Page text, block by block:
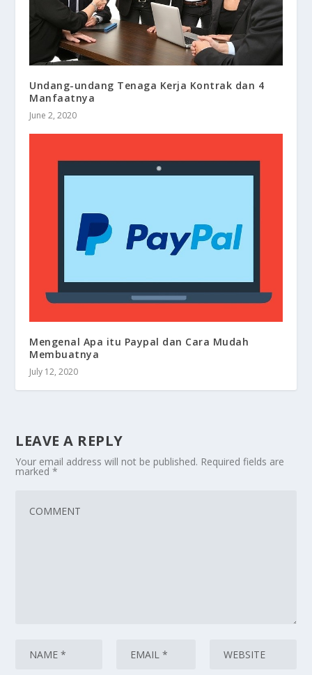
Undang-undang Tenaga Kerja Kontrak dan 4
Manfaatnya
June 2, 2020
Mengenal Apa itu Paypal dan Cara Mudah
Membuatnya
July 12, 2020
LEAVE A REPLY
Your email address will not be published. Required fields are
marked*